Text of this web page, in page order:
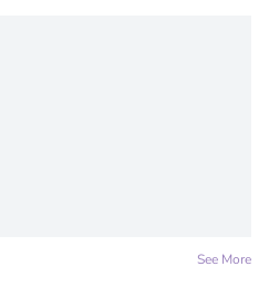
See More